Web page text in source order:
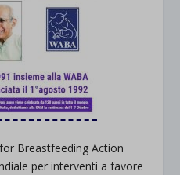
Breastfeeding Action
per interventi a favore